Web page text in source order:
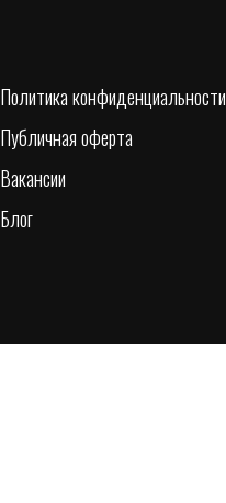
Политика конфиденциальности
Публичная оферта
Вакансии
Блог